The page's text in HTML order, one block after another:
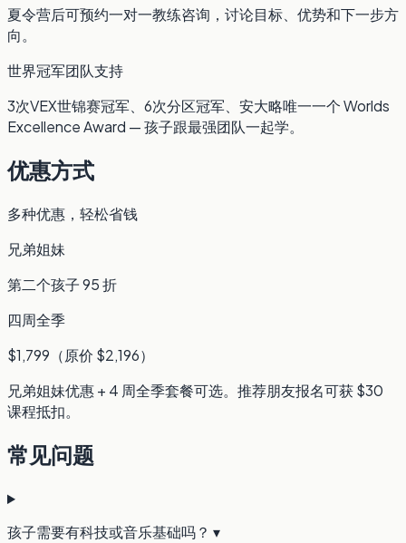
夏令营后可预约一对一教练咨询，讨论目标、优势和下一步方
向。
世界冠军团队支持
3次VEX世锦赛冠军、6次分区冠军、安大略唯一一个 Worlds
Excellence Award — 孩子跟最强团队一起学。
优惠方式
多种优惠，轻松省钱
兄弟姐妹
第二个孩子 95 折
四周全季
$1,799（原价 $2,196）
兄弟姐妹优惠 + 4 周全季套餐可选。推荐朋友报名可获 $30
课程抵扣。
常见问题
孩子需要有科技或音乐基础吗？ ▾